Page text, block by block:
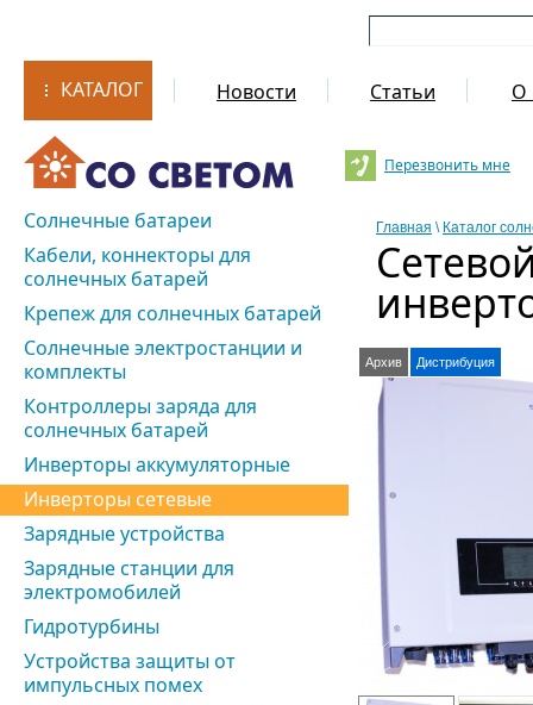
КАТАЛОГ Новости Статьи О
Перезвонить мне
Солнечные батареи
Кабели, коннекторы для
солнечных батарей
Крепеж для солнечных батарей
Солнечные электростанции и
комплекты
Контроллеры заряда для
солнечных батарей
Инверторы аккумуляторные
Инверторы сетевые
Зарядные устройства
Зарядные станции для
электромобилей
Гидротурбины
Устройства защиты от
импульсных помех
Главная \ Каталог
Архив Дистрибуция